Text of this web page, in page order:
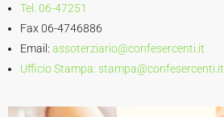
Tel. 06-47251
Fax 06-4746886
Email: assoterziario@confesercenti.it
Ufficio Stampa: stampa@confesercenti.it